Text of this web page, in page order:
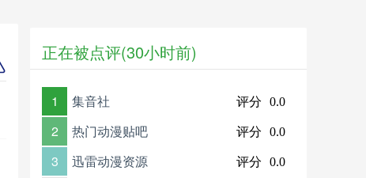
正在被点评(30小时前)
1 集音社 评分 0.0
2 热门动漫贴吧 评分 0.0
3 迅雷动漫资源 评分 0.0